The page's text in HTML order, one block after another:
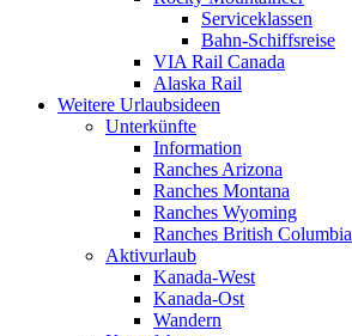
Serviceklassen
Bahn-Schiffsreise
VIA Rail Canada
Alaska Rail
Weitere Urlaubsideen
Unterkünfte
Information
Ranches Arizona
Ranches Montana
Ranches Wyoming
Ranches British Columbia
Aktivurlaub
Kanada-West
Kanada-Ost
Wandern